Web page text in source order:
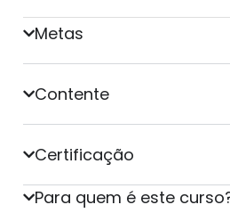
Metas
Contente
Certificação
Para quem é este